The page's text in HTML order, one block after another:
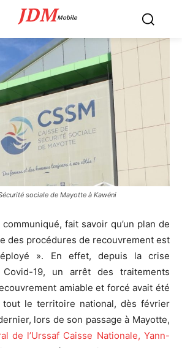
JDMMobile
sociale de Mayotte à Kawéni
communiqué, fait savoir qu’un plan de
des procédures de recouvrement est
». En effet, depuis la crise
19, un arrêt des traitements
amiable et forcé avait été
le territoire national, dès février
lors de son passage à Mayotte,
de l’Urssaf Caisse Nationale, Yann-